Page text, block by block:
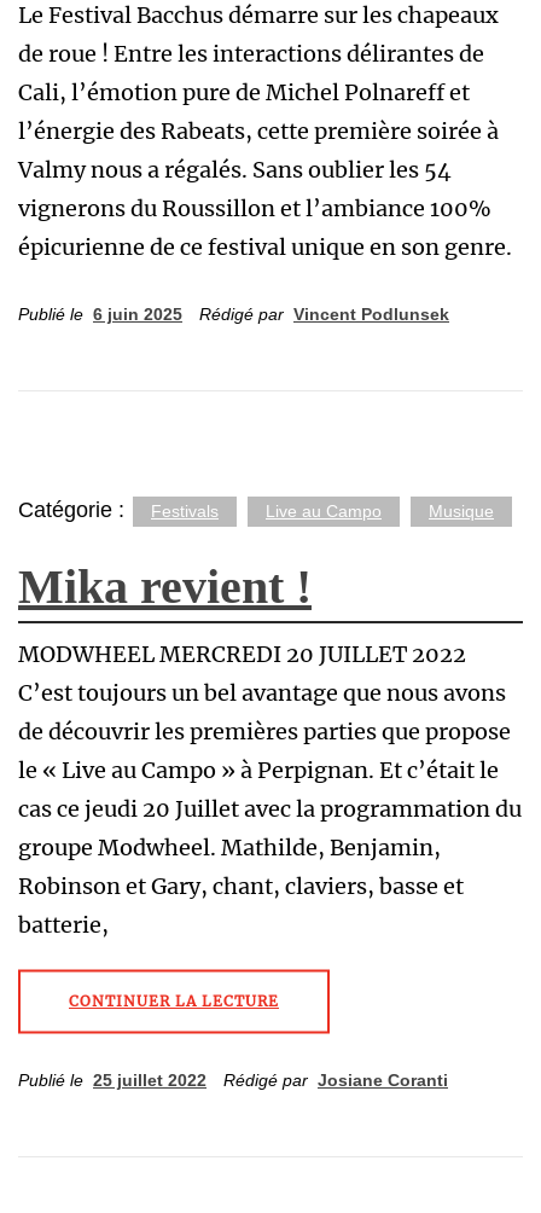
Le Festival Bacchus démarre sur les chapeaux
de roue ! Entre les interactions délirantes de
Cali, l’émotion pure de Michel Polnareff et
l’énergie des Rabeats, cette première soirée à
Valmy nous a régalés. Sans oublier les 54
vignerons du Roussillon et l’ambiance 100%
épicurienne de ce festival unique en son genre.
Publié le 6 juin 2025 Rédigé par Vincent Podlunsek
Catégorie : Festivals Live au Campo Musique
Mika revient !
MODWHEEL MERCREDI 20 JUILLET 2022
C’est toujours un bel avantage que nous avons
de découvrir les premières parties que propose
le « Live au Campo » à Perpignan. Et c’était le
cas ce jeudi 20 Juillet avec la programmation du
groupe Modwheel. Mathilde, Benjamin,
Robinson et Gary, chant, claviers, basse et
batterie,
CONTINUER LA LECTURE
Publié le 25 juillet 2022 Rédigé par Josiane Coranti